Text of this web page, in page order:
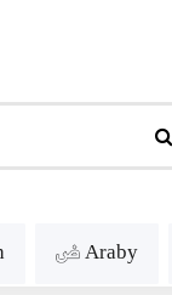
Araby